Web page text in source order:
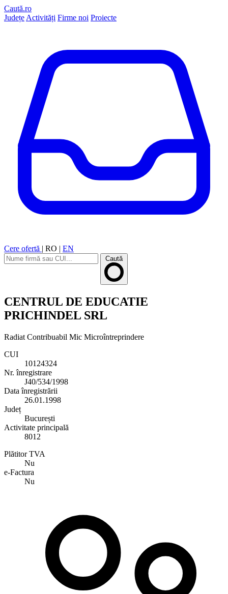
Caută.ro
Județe Activități Firme noi Proiecte
Cere ofertă | RO | EN
Caută
CENTRUL DE EDUCATIE
PRICHINDEL SRL
Radiat Contribuabil Mic Microîntreprindere
CUI
10124324
Nr. înregistrare
J40/534/1998
Data înregistrării
26.01.1998
Județ
București
Activitate principală
8012
Plătitor TVA
Nu
e-Factura
Nu